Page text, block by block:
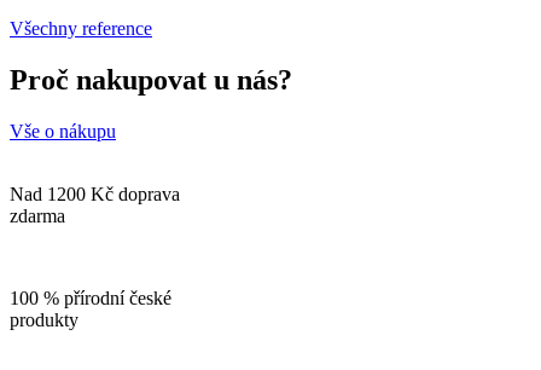
Všechny reference
Proč nakupovat u nás?
Vše o nákupu
Nad 1200 Kč doprava
zdarma
100 % přírodní české
produkty